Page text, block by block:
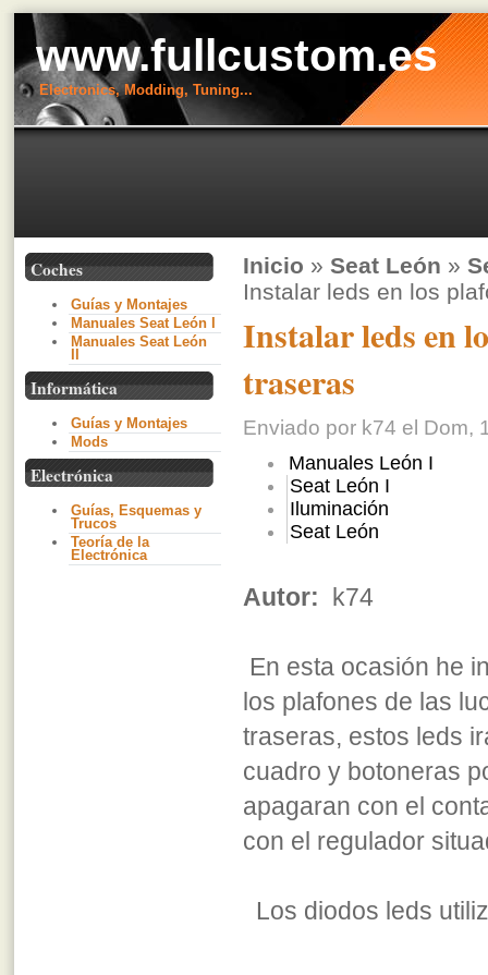
www.fullcustom.es
Electronics, Modding, Tuning...
Coches
Guías y Montajes
Manuales Seat León I
Manuales Seat León
Informática
Guías y Montajes
Mods
Electrónica
Guías, Esquemas y
Trucos
Teoría de la
Electrónica
Inicio » Seat León »
Instalar leds en los
Instalar leds en
traseras
Enviado por k74 el Dom,
Manuales León I
Seat León I
Iluminación
Seat León
Autor: k74
En esta ocasión he
los plafones de las
traseras, estos leds
cuadro y botoneras
apagaran con el
con el regulador
Los diodos leds